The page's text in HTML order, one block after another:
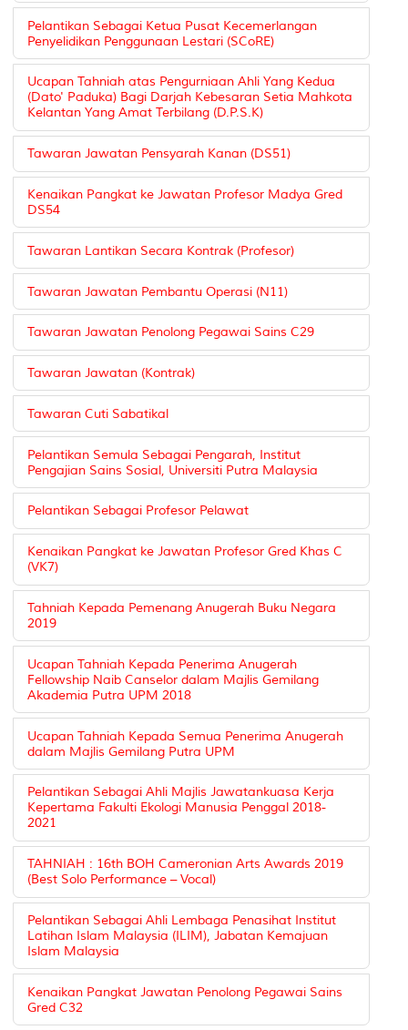
Pelantikan Sebagai Ketua Pusat Kecemerlangan
Penyelidikan Penggunaan Lestari (SCoRE)
Ucapan Tahniah atas Pengurniaan Ahli Yang Kedua
(Dato' Paduka) Bagi Darjah Kebesaran Setia Mahkota
Kelantan Yang Amat Terbilang (D.P.S.K)
Tawaran Jawatan Pensyarah Kanan (DS51)
Kenaikan Pangkat ke Jawatan Profesor Madya Gred
DS54
Tawaran Lantikan Secara Kontrak (Profesor)
Tawaran Jawatan Pembantu Operasi (N11)
Tawaran Jawatan Penolong Pegawai Sains C29
Tawaran Jawatan (Kontrak)
Tawaran Cuti Sabatikal
Pelantikan Semula Sebagai Pengarah, Institut
Pengajian Sains Sosial, Universiti Putra Malaysia
Pelantikan Sebagai Profesor Pelawat
Kenaikan Pangkat ke Jawatan Profesor Gred Khas C
(VK7)
Tahniah Kepada Pemenang Anugerah Buku Negara
2019
Ucapan Tahniah Kepada Penerima Anugerah
Fellowship Naib Canselor dalam Majlis Gemilang
Akademia Putra UPM 2018
Ucapan Tahniah Kepada Semua Penerima Anugerah
dalam Majlis Gemilang Putra UPM
Pelantikan Sebagai Ahli Majlis Jawatankuasa Kerja
Kepertama Fakulti Ekologi Manusia Penggal 2018-
2021
TAHNIAH : 16th BOH Cameronian Arts Awards 2019
(Best Solo Performance – Vocal)
Pelantikan Sebagai Ahli Lembaga Penasihat Institut
Latihan Islam Malaysia (ILIM), Jabatan Kemajuan
Islam Malaysia
Kenaikan Pangkat Jawatan Penolong Pegawai Sains
Gred C32